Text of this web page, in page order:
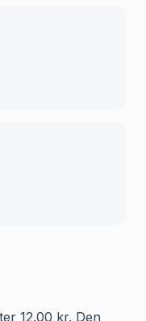
12.00 kr. Den